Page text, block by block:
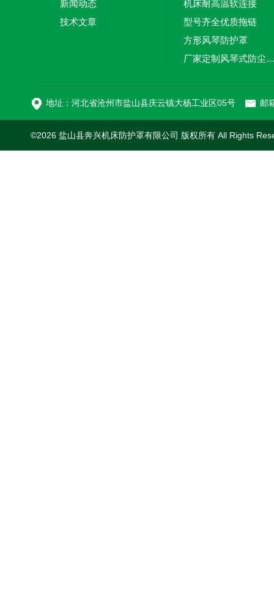
新闻动态
技术文章
机床耐高温软连接
型号齐全优质拖链
方形风琴防护罩
厂家定制风琴式
地址：河北省沧州市盐山县庆云镇大杨工业区05号 邮
©2026 盐山县奔兴机床防护罩有限公司 版权所有 All Rights